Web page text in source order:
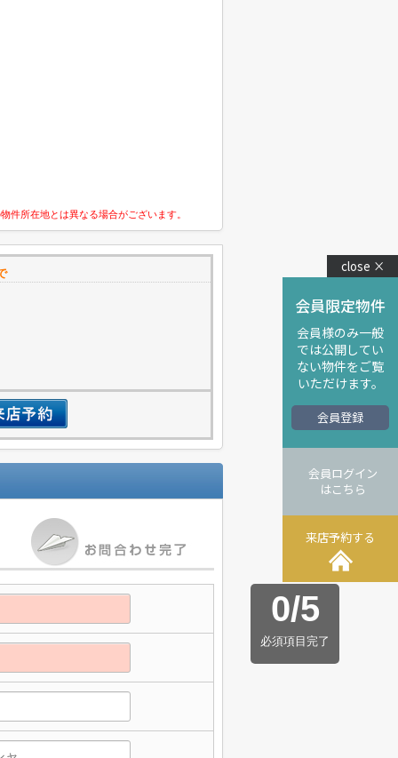
close ×
会員限定物件
会員様のみ一般
では公開してい
ない物件をご覧
いただけます。
会員登録
会員ログイン
はこちら
来店予約する
件所在地とは異なる場合がございます。
0/5
必須項目完了